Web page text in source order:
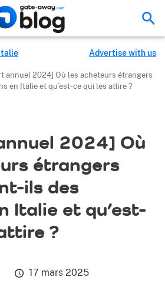
Advertise with us
annuel 2024] Où les acheteurs étrangers
en Italie et qu’est-ce qui les attire ?
2024] Où
étrangers
ils des
Italie et qu’est-
?
17 mars 2025